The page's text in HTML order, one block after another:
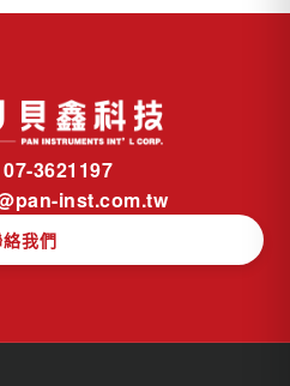
3621197
inst.com.tw
我們